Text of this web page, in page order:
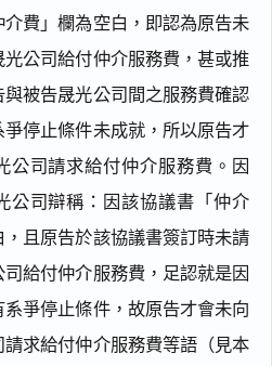
費」欄為空白，即認為原告未
光公司給付仲介服務費，甚或推
被告晟光公司間之服務費確認
爭停止條件未成就，所以原告才
公司請求給付仲介服務費。因
公司辯稱：因該協議書「仲介
，且原告於該協議書簽訂時未請
給付仲介服務費，足認就是因
爭停止條件，故原告才會未向
求給付仲介服務費等語（見本